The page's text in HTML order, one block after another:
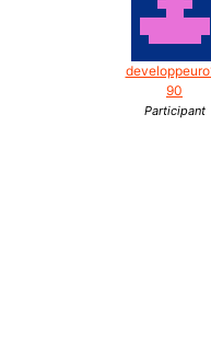
90
Participant